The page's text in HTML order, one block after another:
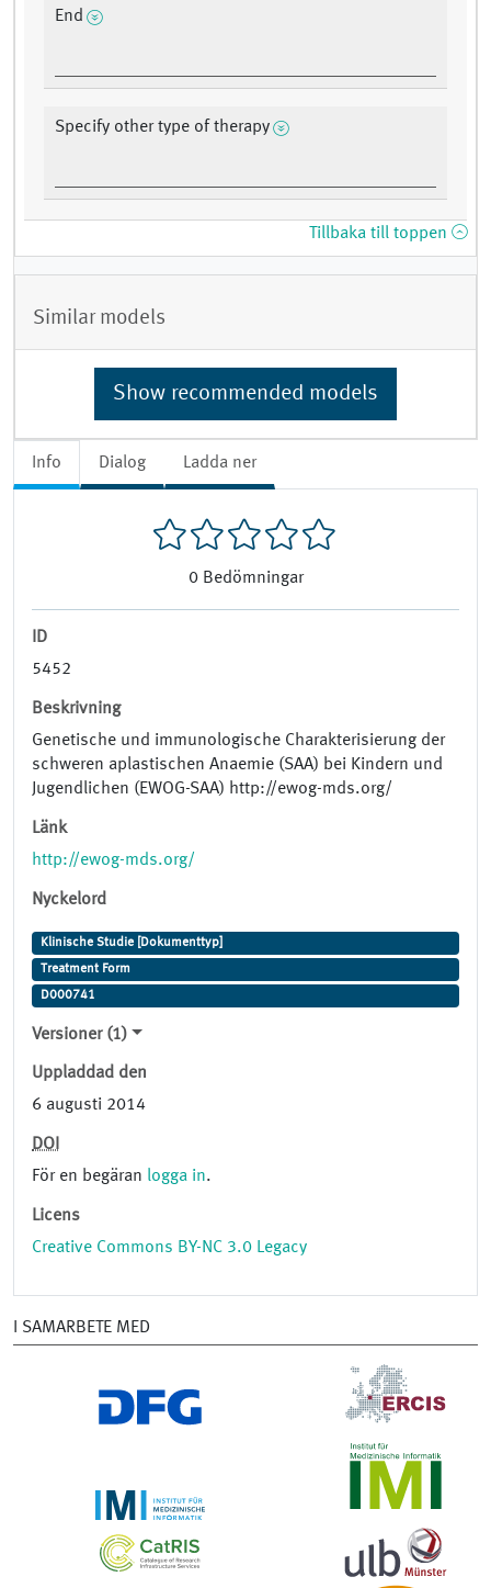
Info Dialog Ladda ner
0 Bedömningar
ID
5452
Beskrivning
Genetische und immunologische Charakterisierung der
schweren aplastischen Anaemie (SAA) bei Kindern und
Jugendlichen (EWOG-SAA) http://ewog-mds.org/
Länk
http://ewog-mds.org/
Nyckelord
Klinische Studie [Dokumenttyp]
Treatment Form
D000741
Versioner (1)
Uppladdad den
6 augusti 2014
DOI
För en begäran logga in.
Licens
Creative Commons BY-NC 3.0 Legacy
End
Specify other type of therapy
Tillbaka till toppen
Similar models
Show recommended models
I SAMARBETE MED